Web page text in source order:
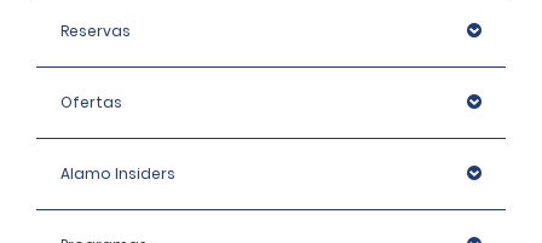
Reservas
Ofertas
Alamo Insiders